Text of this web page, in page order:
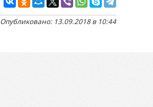
Опубликовано: 13.09.2018 в 10:44